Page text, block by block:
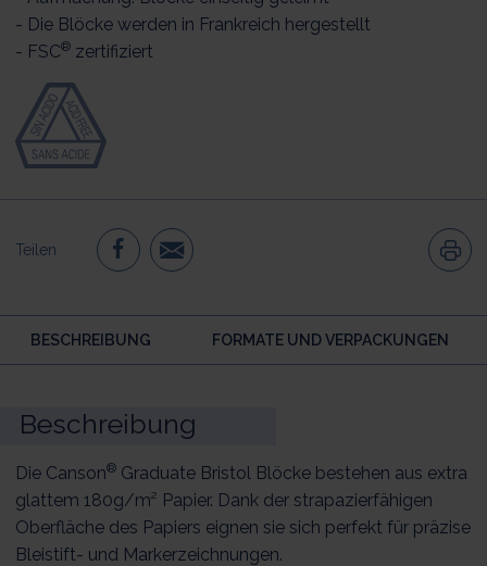
- Die Blöcke werden in Frankreich hergestellt
- FSC® zertifiziert
Teilen
BESCHREIBUNG FORMATE UND VERPACKUNGEN
Beschreibung
Die Canson® Graduate Bristol Blöcke bestehen aus extra
glattem 180g/m² Papier. Dank der strapazierfähigen
Oberfläche des Papiers eignen sie sich perfekt für präzise
Bleistift- und Markerzeichnungen.